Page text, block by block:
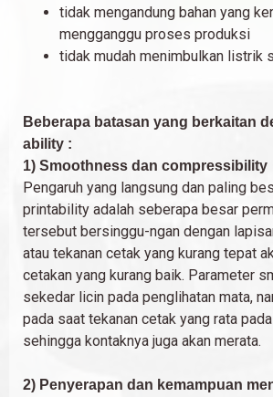
tidak mengandung bahan yang
mengganggu proses produksi
tidak mudah menimbulkan listrik
Beberapa batasan yang berkaitan
ability :
1) Smoothness dan compressibility
Pengaruh yang langsung dan paling
printability adalah seberapa besar
tersebut bersinggu-ngan dengan
atau tekanan cetak yang kurang tepat
cetakan yang kurang baik. Parameter
sekedar licin pada penglihatan mata,
pada saat tekanan cetak yang rata
sehingga kontaknya juga akan merata.
2) Penyerapan dan kemampuan